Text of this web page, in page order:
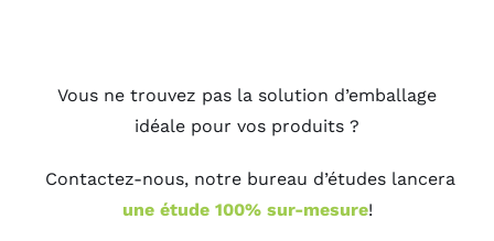
Vous ne trouvez pas la solution d’emballage
idéale pour vos produits ?
Contactez-nous, notre bureau d’études lancera
une étude 100% sur-mesure!